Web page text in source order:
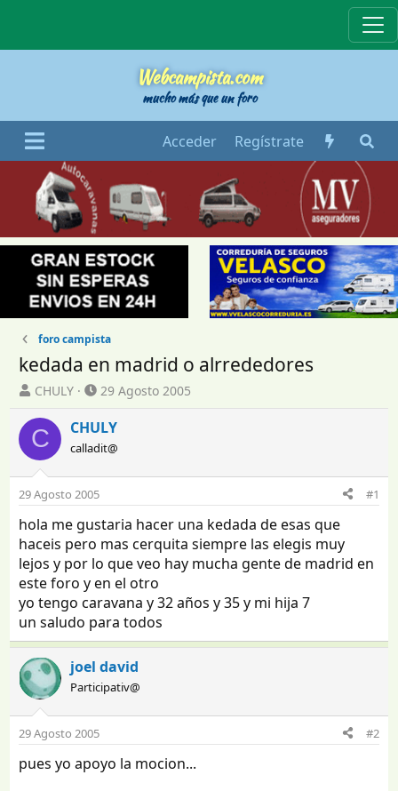
Webcampista.com
mucho más que un foro
Acceder Regístrate
foro campista
kedada en madrid o alrrededores
I
n
i
c
i
a
d
o
r
d
e
l
t
e
m
a
CHULY
F
e
c
h
a
d
i
n
i
c
o
29 Agosto 2005
C CHULY
calladit@
29 Agosto 2005 #1
hola me gustaria hacer una kedada de esas que
haceis pero mas cerquita siempre las elegis muy
lejos y por lo que veo hay mucha gente de madrid en
este foro y en el otro
yo tengo caravana y 32 años y 35 y mi hija 7
un saludo para todos
joel david
Participativ@
29 Agosto 2005 #2
pues yo apoyo la mocion...